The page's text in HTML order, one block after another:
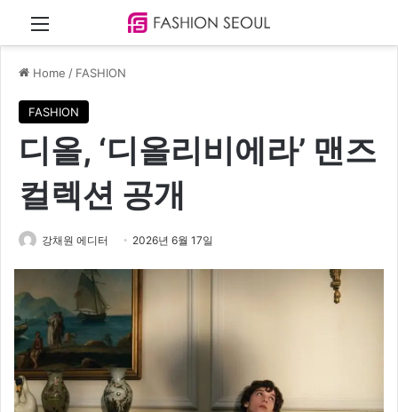
Menu
Home / FASHION
FASHION
디올, ‘디올리비에라’ 맨즈
컬렉션 공개
강채원 에디터 2026년 6월 17일